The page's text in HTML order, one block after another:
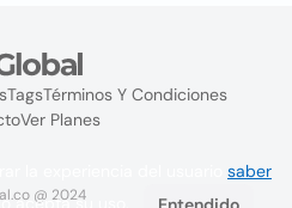
TagsTérminos Y Condiciones
Ver Planes
@ 2024
saber
acepta su uso.